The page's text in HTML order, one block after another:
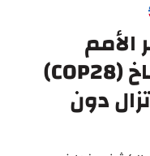
الأمم
المتحدة المعني بتغير المناخ (COP28)
دون